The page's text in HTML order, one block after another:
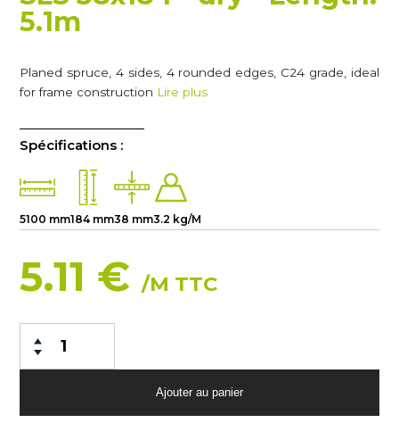
5.1m
Planed spruce, 4 sides, 4 rounded edges, C24 grade, ideal
for frame construction Lire plus
Spécifications :
5100 mm184 mm38 mm3.2 kg/M
5.11 €/M TTC